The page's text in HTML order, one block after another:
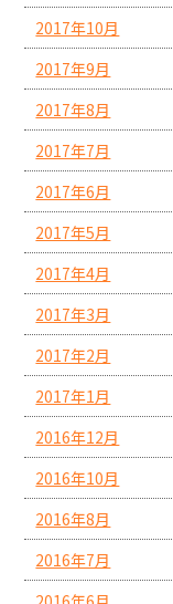
2017年10月
2017年9月
2017年8月
2017年7月
2017年6月
2017年5月
2017年4月
2017年3月
2017年2月
2017年1月
2016年12月
2016年10月
2016年8月
2016年7月